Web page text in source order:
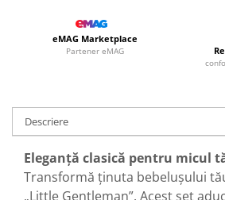
eMAG Marketplace
Partener eMAG
Descriere
Eleganță clasică pentru micul
Transformă ținuta bebelușului
„Little Gentleman”. Acest set